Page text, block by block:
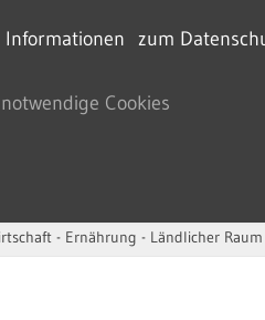
Informationen zum
Cookies
- Ernährung - Ländlicher Raum